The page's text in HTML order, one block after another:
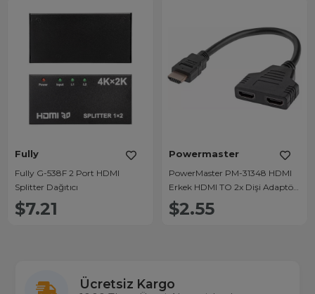
Fully
Fully G-538F 2 Port HDMI
Splitter Dağıtıcı
$7.21
Powermaster
PowerMaster PM-31348 HDMI
Erkek HDMI TO 2x Dişi Adaptör
30Cm Kablo Çoklayıcı Splitter
$2.55
Ücretsiz Kargo